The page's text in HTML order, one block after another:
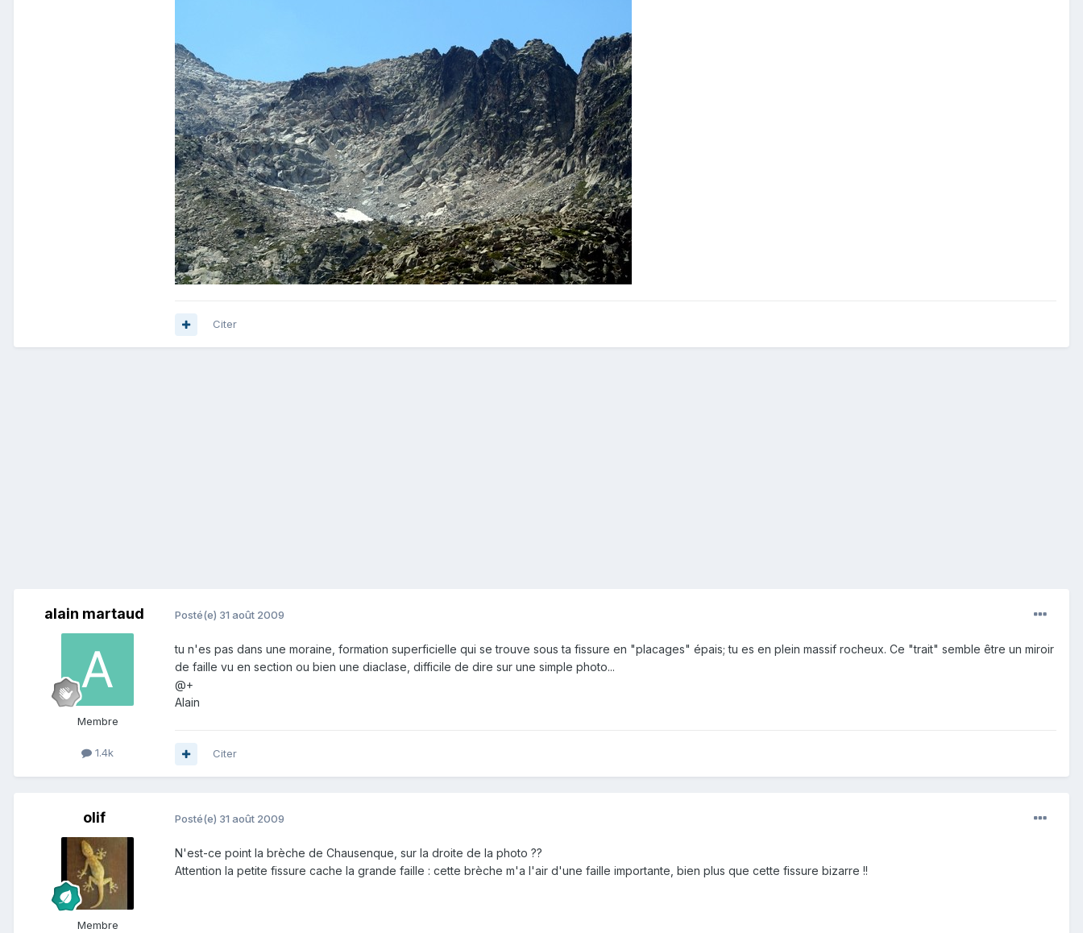
Citer
alain martaud
Membre
1.4k
Posté(e) 31 août 2009
tu n'es pas dans une moraine, formation superficielle qui se trouve sous ta fissure en "placages" épais; tu es en plein massif rocheux. Ce "trait" semble être un miroir
de faille vu en section ou bien une diaclase, difficile de dire sur une simple photo...
@+
Alain
Citer
olif
Membre
Posté(e) 31 août 2009
N'est-ce point la brèche de Chausenque, sur la droite de la photo ??
Attention la petite fissure cache la grande faille : cette brèche m'a l'air d'une faille importante, bien plus que cette fissure bizarre !!